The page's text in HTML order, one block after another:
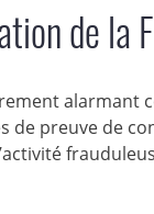
de la
alarmant
de preuve de